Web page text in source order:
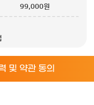
99,000원
및 약관 동의